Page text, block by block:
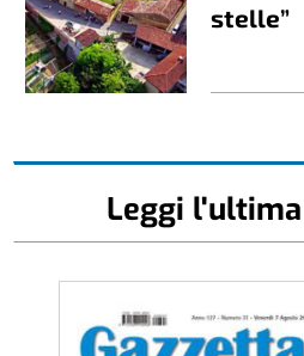
stelle”
Leggi